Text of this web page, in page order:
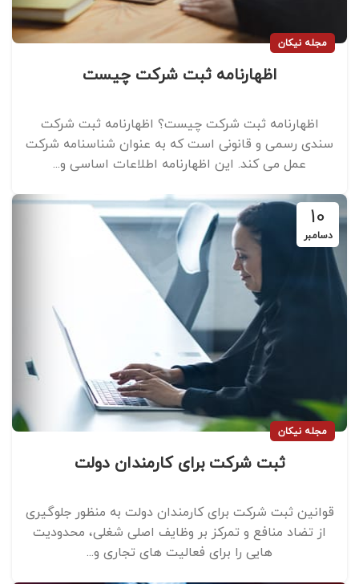
مجله نیکان
اظهارنامه ثبت شرکت چیست
اظهارنامه ثبت شرکت چیست؟ اظهارنامه ثبت شرکت
سندی رسمی و قانونی است که به ‌عنوان شناسنامه شرکت
عمل می کند. این اظهارنامه اطلاعات اساسی و...
10
دسامبر
مجله نیکان
ثبت شرکت برای کارمندان دولت
قوانین ثبت شرکت برای کارمندان دولت به منظور جلوگیری
از تضاد منافع و تمرکز بر وظایف اصلی شغلی، محدودیت‌
هایی را برای فعالیت ‌های تجاری و...